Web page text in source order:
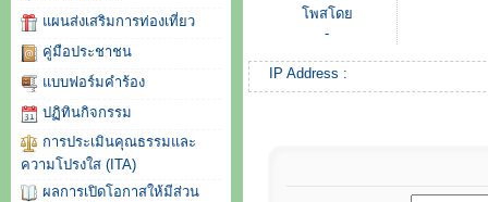
แผนส่งเสริมการท่องเที่ยว
คู่มือประชาชน
แบบฟอร์มคำร้อง
ปฏิทินกิจกรรม
การประเมินคุณธรรมและ
ความโปรงใส (ITA)
ผลการเปิดโอกาสให้มีส่วน
โพสโดย
-
IP Address :